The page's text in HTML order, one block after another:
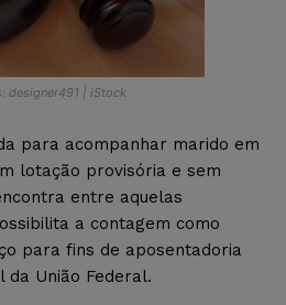
designer491 | iStock
para acompanhar marido em
lotação provisória e sem
entre aquelas
a contagem como
para fins de aposentadoria
da União Federal.